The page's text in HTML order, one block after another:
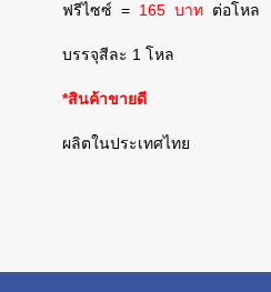
ฟรีไซซ์ = 165 บาท ต่อโหล
บรรจุสีละ 1 โหล
*สินค้าขายดี
ผลิตในประเทศไทย